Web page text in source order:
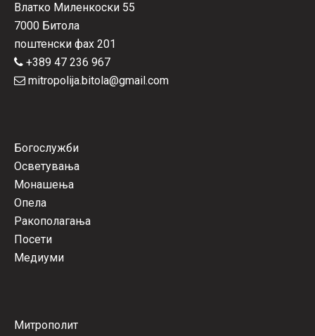
Влатко Миленкоски 55
7000 Битола
поштенски фах 201
+389 47 236 967
mitropolija.bitola@gmail.com
Богослужби
Осветувања
Монашења
Опела
Ракополагања
Посети
Медиуми
Митрополит